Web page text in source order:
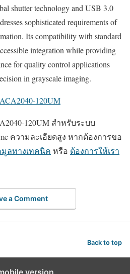
shutter technology and USB 3.0
sophisticated requirements of
Its compatibility with standard
integration while providing
for quality control applications
in grayscale imaging.
120UM
120UM สำหรับระบบ
ความละเอียดสูง หากต้องการขอ
ลทางเทคนิค หรือ ต้องการให้เรา
a Comment
Back to top
version